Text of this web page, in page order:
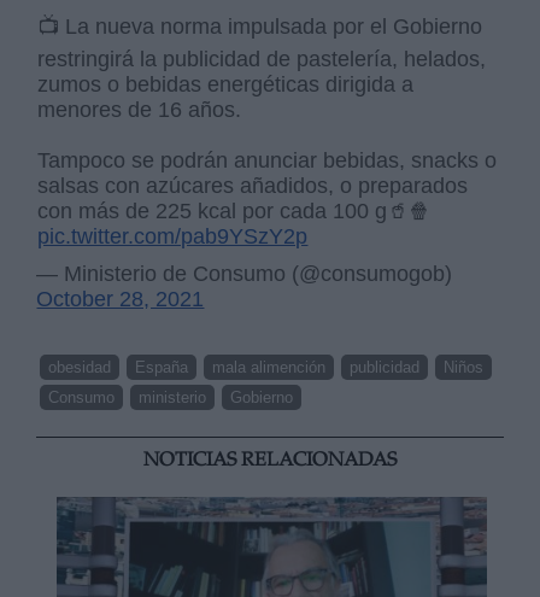
📺 La nueva norma impulsada por el Gobierno
restringirá la publicidad de pastelería, helados,
zumos o bebidas energéticas dirigida a
menores de 16 años.
Tampoco se podrán anunciar bebidas, snacks o
salsas con azúcares añadidos, o preparados
con más de 225 kcal por cada 100 g🥤🍿
pic.twitter.com/pab9YSzY2p
— Ministerio de Consumo (@consumogob)
October 28, 2021
obesidad España mala alimención publicidad
Niños
Consumo
ministerio Gobierno
NOTICIAS RELACIONADAS